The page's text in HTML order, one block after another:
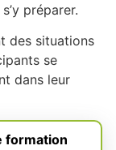
préparer.
des situations
se
dans leur
formation